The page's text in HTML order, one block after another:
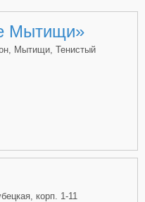
Мытищи»
Мытищи, Тенистый
корп. 1-11